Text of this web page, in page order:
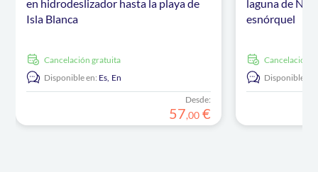
en hidrodeslizador hasta la playa de
Isla Blanca
cancelación gratuita
Disponible en: Es, En
Desde:
57,00 €
laguna de
esnórquel
cancelación
Disponible en: